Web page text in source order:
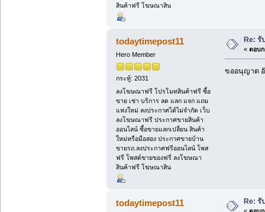
สินค้าฟรี โฆษณาสิน
todaytimepost11
Hero Member
กระทู้: 2031
ลงโฆษณาฟรี โปรโมทสินค้าฟรี ซื้อ
ขาย เช่า บริการ ลด แลก แจก แถม
แห่งใหม่ ลงประกาศได้ไม่จำกัด เว็บ
ลงโฆษณาฟรี ประกาศขายสินค้า
ออนไลน์ ซื้อขายแลกเปลี่ยน สินค้า
ใหม่หรือมือสอง ประกาศขายบ้าน
ขายรถ.ลงประกาศฟรีออนไลน์ โพส
ฟรี โพสต์ขายของฟรี ลงโฆษณา
สินค้าฟรี โฆษณาสิน
Re:
« ตอบก
ขออนุญาต
todaytimepost11 Re: รั